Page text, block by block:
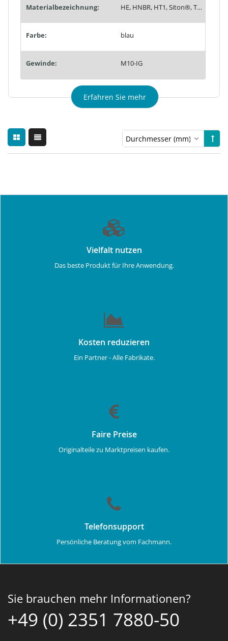
Materialbezeichnung: HE, HNBR, HT1, Siton®, Tempaflex, Therban®, Thermalon®
Farbe: blau
Gewinde: M10-IG
Erfahren Sie mehr
Vielfalt nutzen
Das beste Produkt für Ihre Anwendung.
Kosten reduzieren
Ein Partner - Alle Fabrikate.
Faire Preise
Originalteile zu Marktpreisen kaufen.
Telefonsupport
Persönliche Beratung vom Fachmann.
Sie brauchen mehr Informationen?
+49 (0) 2351 7880-50